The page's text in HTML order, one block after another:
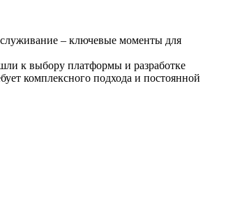
– ключевые моменты для
к выбору платформы и разработке
комплексного подхода и постоянной